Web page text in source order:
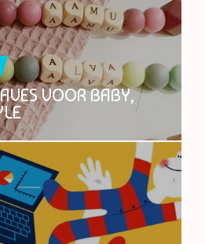
VOOR BABY,